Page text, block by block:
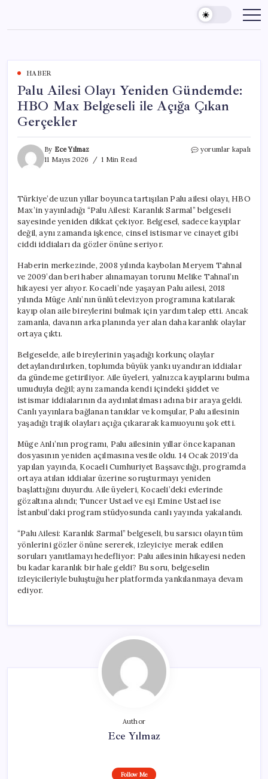
content
HABER
Palu Ailesi Olayı Yeniden Gündemde:
HBO Max Belgeseli ile Açığa Çıkan
Gerçekler
By Ece Yılmaz
11 Mayıs 2026
1 Min Read
Palu
HBO
Max
Belgeseli
ile
Açığa
Gerçekler
için
yorumlar kapalı
Türkiye’de uzun yıllar boyunca tartışılan Palu ailesi olayı, HBO
Max’in yayınladığı “Palu Ailesi: Karanlık Sarmal” belgeseli
sayesinde yeniden dikkat çekiyor. Belgesel, sadece kayıplar
değil, aynı zamanda işkence, cinsel istismar ve cinayet gibi
ciddi iddiaları da gözler önüne seriyor.
Haberin merkezinde, 2008 yılında kaybolan Meryem Tahnal
ve 2009’dan beri haber alınamayan torunu Melike Tahnal’ın
hikayesi yer alıyor. Kocaeli’nde yaşayan Palu ailesi, 2018
yılında Müge Anlı’nın ünlü televizyon programına katılarak
kayıp olan aile bireylerini bulmak için yardım talep etti. Ancak
zamanla, davanın arka planında yer alan daha karanlık olaylar
ortaya çıktı.
Belgeselde, aile bireylerinin yaşadığı korkunç olaylar
detaylandırılırken, toplumda büyük yankı uyandıran iddialar
da gündeme getiriliyor. Aile üyeleri, yalnızca kayıplarını bulma
umuduyla değil; aynı zamanda kendi içindeki şiddet ve
istismar iddialarının da aydınlatılması adına bir araya geldi.
Canlı yayınlara bağlanan tanıklar ve komşular, Palu ailesinin
yaşadığı trajik olayları açığa çıkararak kamuoyunu şok etti.
Müge Anlı’nın programı, Palu ailesinin yıllar önce kapanan
dosyasının yeniden açılmasına vesile oldu. 14 Ocak 2019’da
yapılan yayında, Kocaeli Cumhuriyet Başsavcılığı, programda
ortaya atılan iddialar üzerine soruşturmayı yeniden
başlattığını duyurdu. Aile üyeleri, Kocaeli’deki evlerinde
gözaltına alındı; Tuncer Ustael ve eşi Emine Ustael ise
İstanbul’daki program stüdyosunda canlı yayında yakalandı.
“Palu Ailesi: Karanlık Sarmal” belgeseli, bu sarsıcı olayın tüm
yönlerini gözler önüne sererek, izleyiciye merak edilen
soruları yanıtlamayı hedefliyor: Palu ailesinin hikayesi neden
bu kadar karanlık bir hale geldi? Bu soru, belgeselin
izleyicileriyle buluştuğu her platformda yankılanmaya devam
ediyor.
Author
Ece Yılmaz
Follow Me